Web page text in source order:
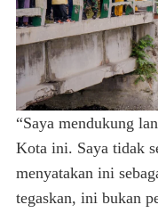
“Saya mendukung
Kota ini. Saya tidak
menyatakan ini
tegaskan, ini bukan